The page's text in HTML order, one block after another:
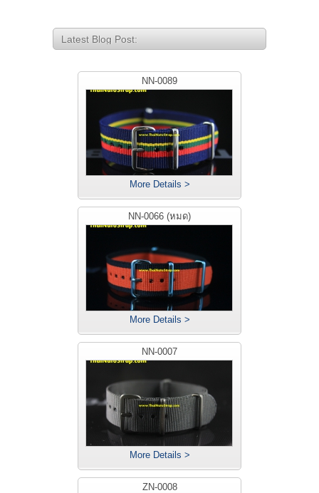
Latest Blog Post:
NN-0089
More Details >
NN-0066 (หมด)
More Details >
NN-0007
More Details >
ZN-0008